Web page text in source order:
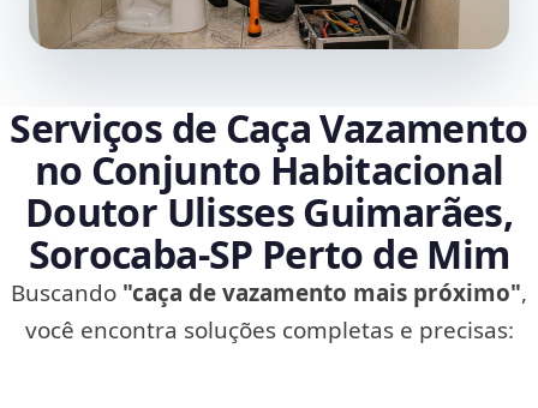
Serviços de Caça Vazamento
no Conjunto Habitacional
Doutor Ulisses Guimarães,
Sorocaba‑SP Perto de Mim
Buscando "caça de vazamento mais próximo",
você encontra soluções completas e precisas: